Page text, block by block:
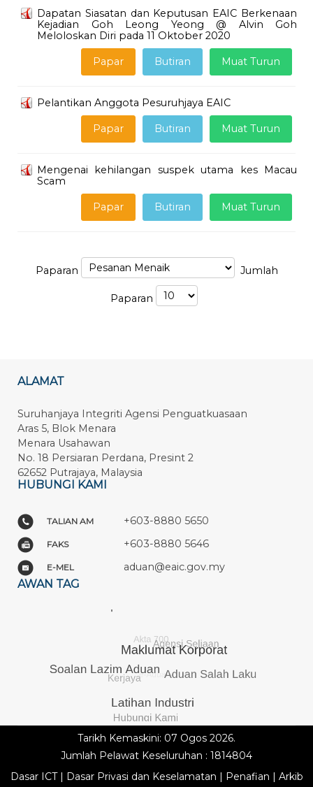
Dapatan Siasatan dan Keputusan EAIC Berkenaan
Kejadian Goh Leong Yeong @ Alvin Goh
Meloloskan Diri pada 11 Oktober 2020
Muat Turun
Butiran
Papar
Pelantikan Anggota Pesuruhjaya EAIC
Muat Turun
Butiran
Papar
Mengenai kehilangan suspek utama kes Macau
Scam
Muat Turun
Butiran
Papar
Paparan Jumlah
Paparan
ALAMAT
Suruhanjaya Integriti Agensi Penguatkuasaan
Aras 5, Blok Menara
Menara Usahawan
No. 18 Persiaran Perdana, Presint 2
62652 Putrajaya, Malaysia
HUBUNGI KAMI
TALIAN AM +603-8880 5650
FAKS +603-8880 5646
E-MEL aduan@eaic.gov.my
AWAN TAG
Tarikh Kemaskini: 07 Ogos 2026.
Jumlah Pelawat Keseluruhan : 1814804
Dasar ICT| Dasar Privasi dan Keselamatan | Penafian | Arkib